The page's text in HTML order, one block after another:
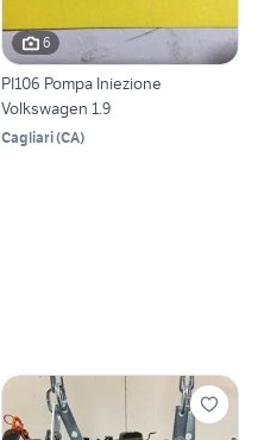
6
PI106 Pompa Iniezione
Volkswagen 1.9
Cagliari(CA)